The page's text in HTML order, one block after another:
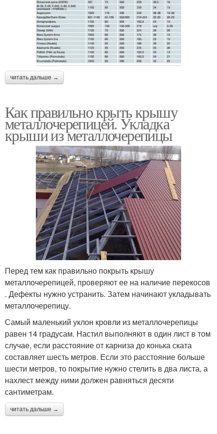
читать дальше →
Как правильно крыть крышу
металлочерепицей. Укладка
крыши из металлочерепицы
Перед тем как правильно покрыть крышу
металлочерепицей, проверяют ее на наличие перекосов
. Дефекты нужно устранить. Затем начинают укладывать
металлочерепицу.
Самый маленький уклон кровли из металлочерепицы
равен 14 градусам. Настил выполняют в один лист в том
случае, если расстояние от карниза до конька ската
составляет шесть метров. Если это расстояние больше
шести метров, то покрытие нужно стелить в два листа, а
нахлест между ними должен равняться десяти
сантиметрам.
читать дальше →